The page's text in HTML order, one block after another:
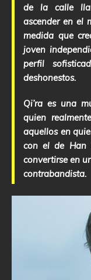
de la calle
ascender en el
medida que
joven
perfil
deshonestos.
Qi’ra es una
quien
aquellos en
con el de Han
convertirse en
contrabandista.